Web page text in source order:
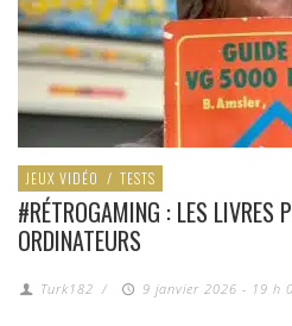
JEUX VIDÉO / TESTS
#RÉTROGAMING : LES LIVRES
ORDINATEURS
Turk182 / 9 janvier 2026 - 19 h